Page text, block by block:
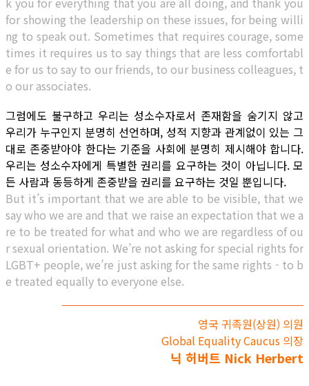
for showing the leadership on these issues, for being willi
ng to speak out. Sometimes that requires courage, some
times it requires us to say things that are less comfortabl
e for us to say to our friends, to our business colleagues, t
o our associates.
그럼에도 불구하고 우리는 성소수자로서 존재함을 숨기지 않고
우리가 누구인지 분명히 선언하며, 성적 지향과 관계없이 있는 그
대로 존중받아야 한다는 기준을 사회에 분명히 제시해야 합니다.
우리는 성소수자에게 특별한 권리를 요구하는 것이 아닙니다. 모
든 사람과 동등하게 존중받을 권리를 요구하는 것일 뿐입니다.
But it’s important that we are able to be visible, that we
say who we are and that we raise an expectation that we a
re to be treated for what and who we are regardless of ou
r sexual orientation. We’re not asking for special rights for
LGBT+ people, we’re just asking for the same rights - to b
e treated equally to everyone else.
영국 귀족원(상원) 의원
Global Equality Caucus 의장
닉 허버트 Nick Herbert